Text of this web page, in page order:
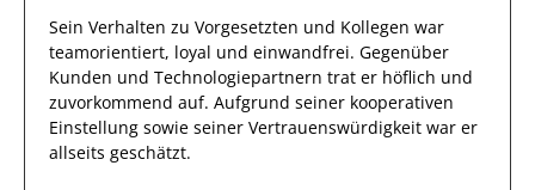
Sein Verhalten zu Vorgesetzten und Kollegen war
teamorientiert, loyal und einwandfrei. Gegenüber
Kunden und Technologiepartnern trat er höflich und
zuvorkommend auf. Aufgrund seiner kooperativen
Einstellung sowie seiner Vertrauenswürdigkeit war er
allseits geschätzt.